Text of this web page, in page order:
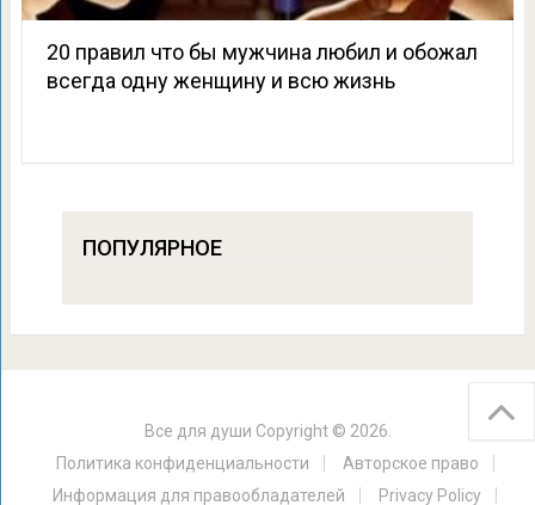
20 правил что бы мужчина любил и обожал
всегда одну женщину и всю жизнь
ПОПУЛЯРНОЕ
Все для души Copyright © 2026.
Политика конфиденциальности
Авторское право
Информация для правообладателей
Privacy Policy